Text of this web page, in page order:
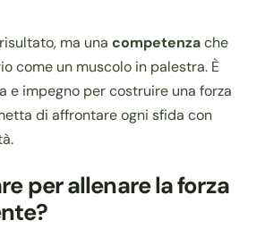
ma una competenzache
come un muscolo in palestra. È
e impegno per costruire una forza
di affrontare ogni sfida con
per allenare la forza